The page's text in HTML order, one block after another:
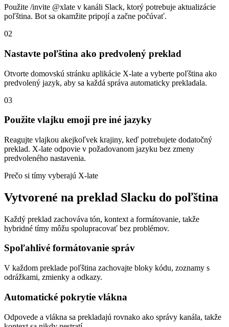
Použite /invite @xlate v kanáli Slack, ktorý potrebuje aktualizácie
poľština. Bot sa okamžite pripojí a začne počúvať.
02
Nastavte poľština ako predvolený preklad
Otvorte domovskú stránku aplikácie X-late a vyberte poľština ako
predvolený jazyk, aby sa každá správa automaticky prekladala.
03
Použite vlajku emoji pre iné jazyky
Reagujte vlajkou akejkoľvek krajiny, keď potrebujete dodatočný
preklad. X-late odpovie v požadovanom jazyku bez zmeny
predvoleného nastavenia.
Prečo si tímy vyberajú X-late
Vytvorené na preklad Slacku do poľština
Každý preklad zachováva tón, kontext a formátovanie, takže
hybridné tímy môžu spolupracovať bez problémov.
Spoľahlivé formátovanie správ
V každom preklade poľština zachovajte bloky kódu, zoznamy s
odrážkami, zmienky a odkazy.
Automatické pokrytie vlákna
Odpovede a vlákna sa prekladajú rovnako ako správy kanála, takže